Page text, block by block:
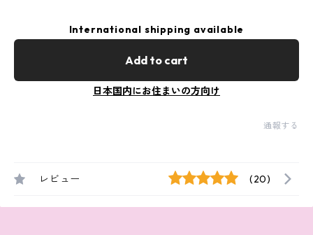
International shipping available
Add to cart
日本国内にお住まいの方向け
通報する
レビュー (20)